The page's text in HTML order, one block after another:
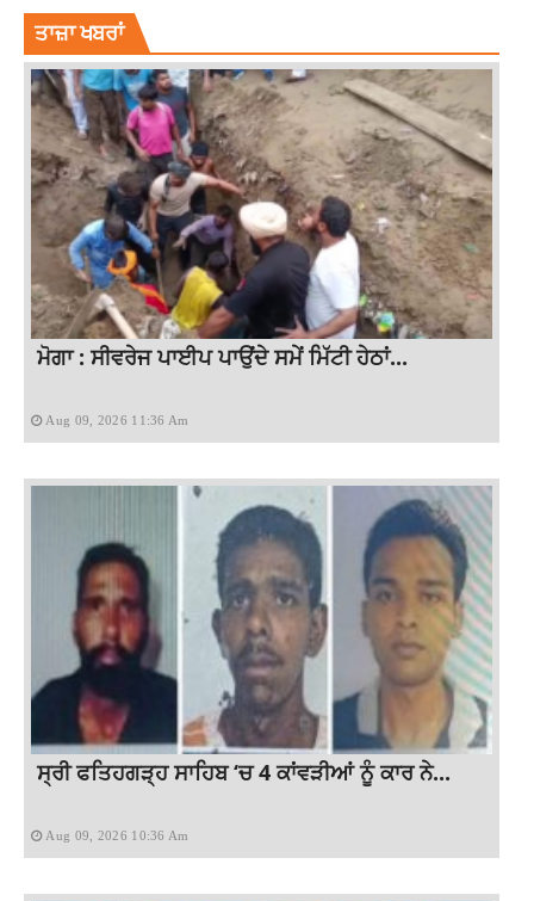
ਤਾਜ਼ਾ ਖਬਰਾਂ
ਮੋਗਾ : ਸੀਵਰੇਜ ਪਾਈਪ ਪਾਉਂਦੇ ਸਮੇਂ ਮਿੱਟੀ ਹੇਠਾਂ...
Aug 09, 2026 11:36 Am
ਸ੍ਰੀ ਫਤਿਹਗੜ੍ਹ ਸਾਹਿਬ ‘ਚ 4 ਕਾਂਵੜੀਆਂ ਨੂੰ ਕਾਰ ਨੇ...
Aug 09, 2026 10:36 Am